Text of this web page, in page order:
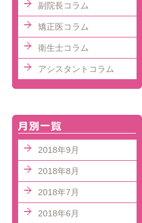
副院長コラム
矯正医コラム
衛生士コラム
アシスタントコラム
2018年9月
2018年8月
2018年7月
2018年6月